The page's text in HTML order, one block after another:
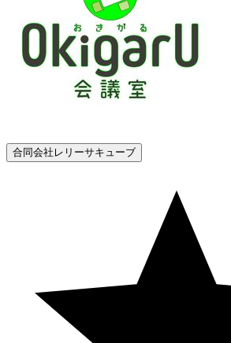
合同会社レリーサキューブ